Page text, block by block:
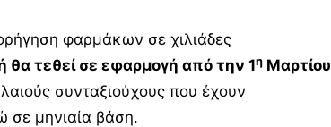
φαρμάκων σε χιλιάδες
θα τεθεί σε εφαρμογή από την 1η Μαρτίου
συνταξιούχους που έχουν
σε μηνιαία βάση.